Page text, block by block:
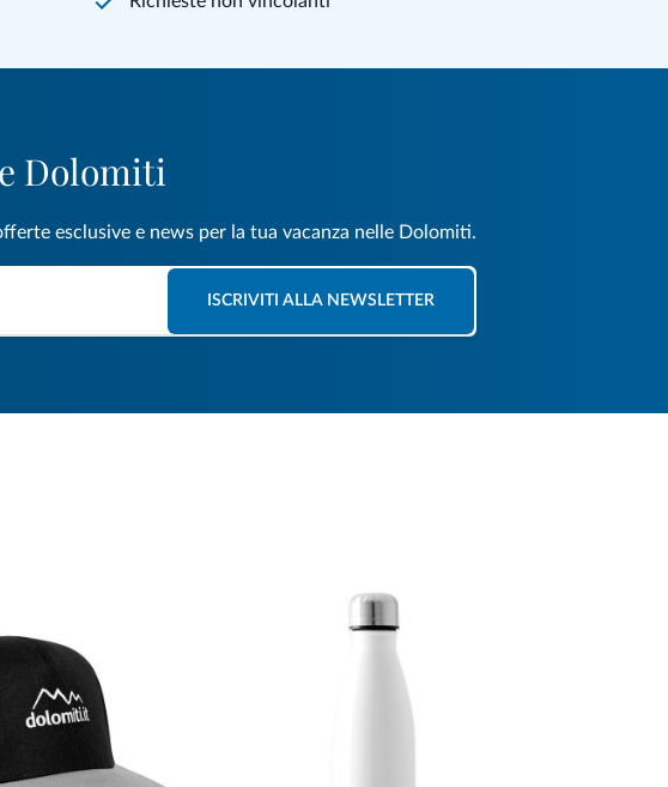
Dolomiti
esclusive e news per la tua vacanza nelle Dolomiti.
ISCRIVITI ALLA NEWSLETTER